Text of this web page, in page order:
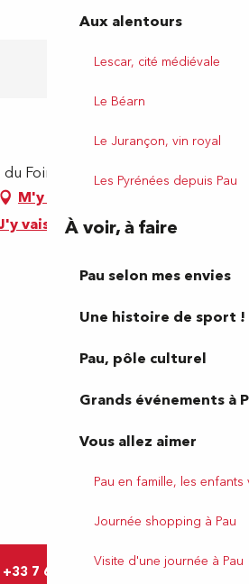
Aux alentours
Lescar, cité médiévale
Le Béarn
Le Jurançon, vin royal
Les Pyrénées depuis Pau
À voir, à faire
Pau selon mes envies
Une histoire de sport !
Pau, pôle culturel
Grands événements à
Vous allez aimer
Pau en famille, les
Journée shopping à Pau
Visite d'une journée à Pau
du Foirail, 64000 Pau
M'y rendre
vais en train !
+33 7 64 53 04